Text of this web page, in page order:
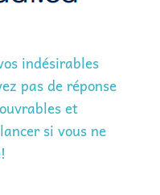
indésirables
pas de réponse
et
si vous ne